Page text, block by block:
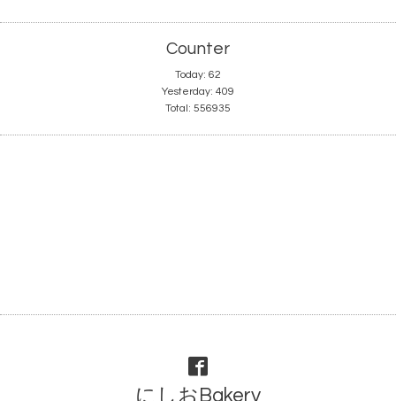
Counter
Today: 62
Yesterday: 409
Total: 556935
にしおBakery